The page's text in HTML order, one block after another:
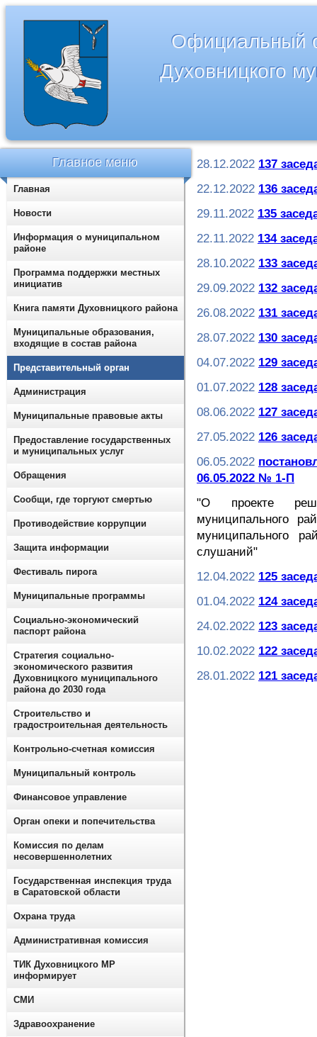
Официальный
Духовницкого
28.12.2022 137
22.12.2022 136
29.11.2022 135
22.11.2022 134
28.10.2022 133
29.09.2022 132
26.08.2022 131
28.07.2022 130
04.07.2022 129
01.07.2022 128
08.06.2022 127
27.05.2022 126
06.05.2022
06.05.2022 № 1-П
"О проекте
муниципального
муниципального
слушаний"
12.04.2022 125
01.04.2022 124
24.02.2022 123
10.02.2022 122
28.01.2022 121
Главное меню
Главная
Новости
Информация о муниципальном
районе
Программа поддержки местных
инициатив
Книга памяти Духовницкого района
Муниципальные образования,
входящие в состав района
Представительный орган
Администрация
Муниципальные правовые акты
Предоставление государственных
и муниципальных услуг
Обращения
Сообщи, где торгуют смертью
Противодействие коррупции
Защита информации
Фестиваль пирога
Муниципальные программы
Социально-экономический
паспорт района
Стратегия социально-
экономического развития
Духовницкого муниципального
района до 2030 года
Строительство и
градостроительная деятельность
Контрольно-счетная комиссия
Муниципальный контроль
Финансовое управление
Орган опеки и попечительства
Комиссия по делам
несовершеннолетних
Государственная инспекция труда
в Саратовской области
Охрана труда
Административная комиссия
ТИК Духовницкого МР
информирует
СМИ
Здравоохранение